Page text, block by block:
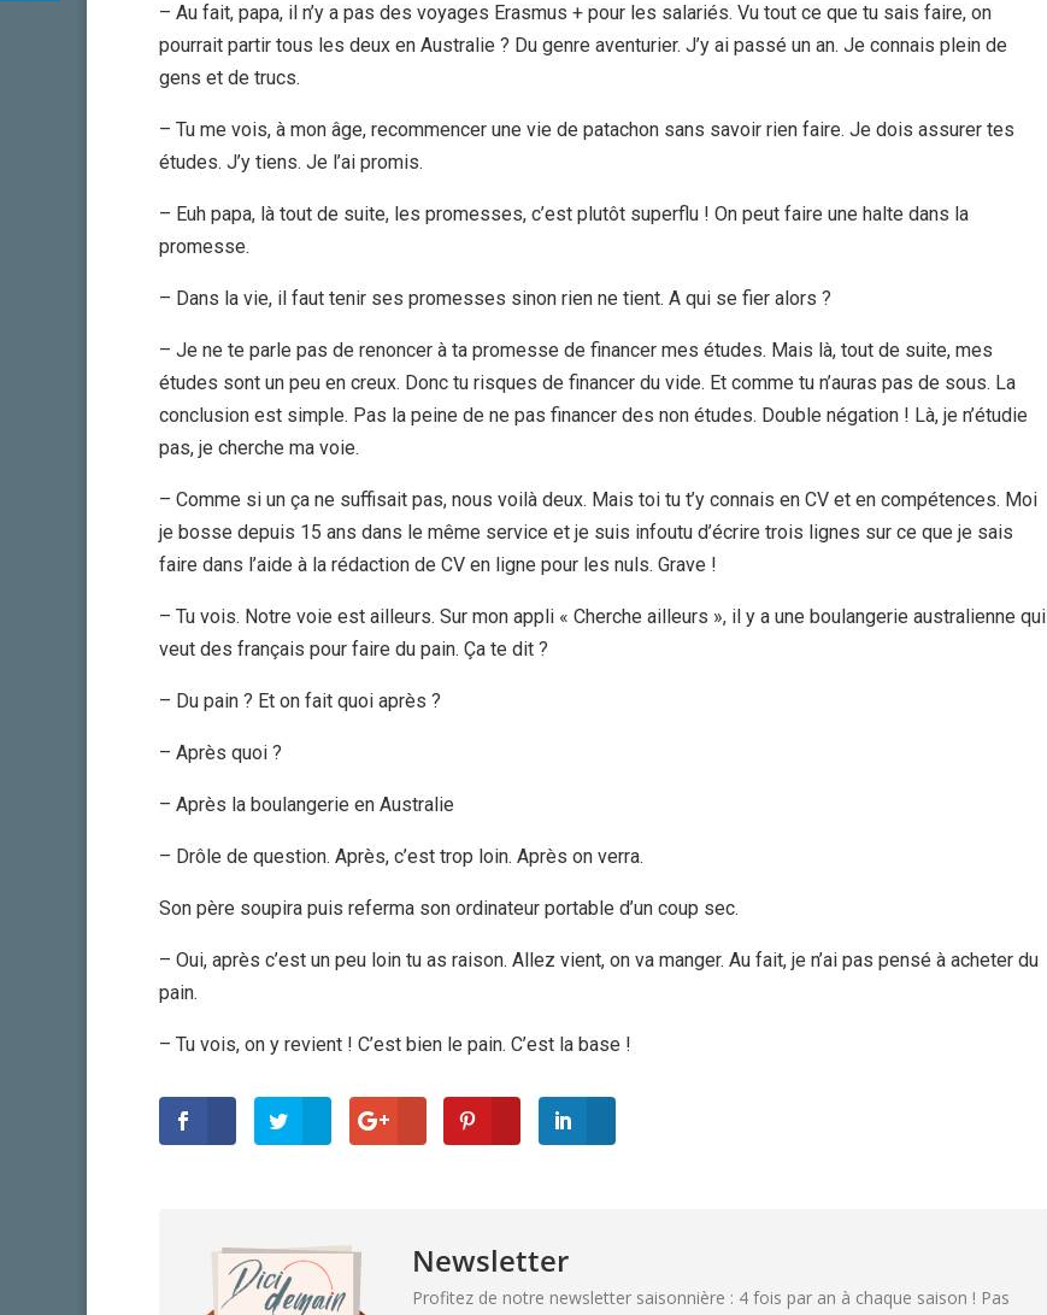
– Au fait, papa, il n’y a pas des voyages Erasmus + pour les salariés. Vu tout ce que tu sais faire, on
pourrait partir tous les deux en Australie ? Du genre aventurier. J’y ai passé un an. Je connais plein de
gens et de trucs.
– Tu me vois, à mon âge, recommencer une vie de patachon sans savoir rien faire. Je dois assurer tes
études. J’y tiens. Je l’ai promis.
– Euh papa, là tout de suite, les promesses, c’est plutôt superflu ! On peut faire une halte dans la
promesse.
– Dans la vie, il faut tenir ses promesses sinon rien ne tient. A qui se fier alors ?
– Je ne te parle pas de renoncer à ta promesse de financer mes études. Mais là, tout de suite, mes
études sont un peu en creux. Donc tu risques de financer du vide. Et comme tu n’auras pas de sous. La
conclusion est simple. Pas la peine de ne pas financer des non études. Double négation ! Là, je n’étudie
pas, je cherche ma voie.
– Comme si un ça ne suffisait pas, nous voilà deux. Mais toi tu t’y connais en CV et en compétences. Moi
je bosse depuis 15 ans dans le même service et je suis infoutu d’écrire trois lignes sur ce que je sais
faire dans l’aide à la rédaction de CV en ligne pour les nuls. Grave !
– Tu vois. Notre voie est ailleurs. Sur mon appli « Cherche ailleurs », il y a une boulangerie australienne qui
veut des français pour faire du pain. Ça te dit ?
– Du pain ? Et on fait quoi après ?
– Après quoi ?
– Après la boulangerie en Australie
– Drôle de question. Après, c’est trop loin. Après on verra.
Son père soupira puis referma son ordinateur portable d’un coup sec.
– Oui, après c’est un peu loin tu as raison. Allez vient, on va manger. Au fait, je n’ai pas pensé à acheter du
pain.
– Tu vois, on y revient ! C’est bien le pain. C’est la base !
Newsletter
Profitez de notre newsletter saisonnière : 4 fois par an à chaque saison ! Pas